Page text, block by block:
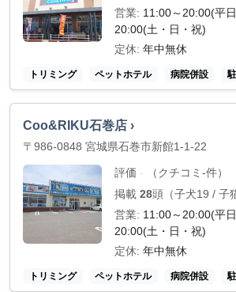
営業: 11:00～20:00(平
20:00(土・日・祝)
定休: 年中無休
トリミング ペットホテル 病院併設
Coo&RIKU石巻店 ›
〒986-0848 宮城県石巻市新館1-1-22
評価 -
（クチコミ-件）
掲載 28頭（子犬19 / 子
営業: 11:00～20:00(平
20:00(土・日・祝)
定休: 年中無休
トリミング ペットホテル 病院併設